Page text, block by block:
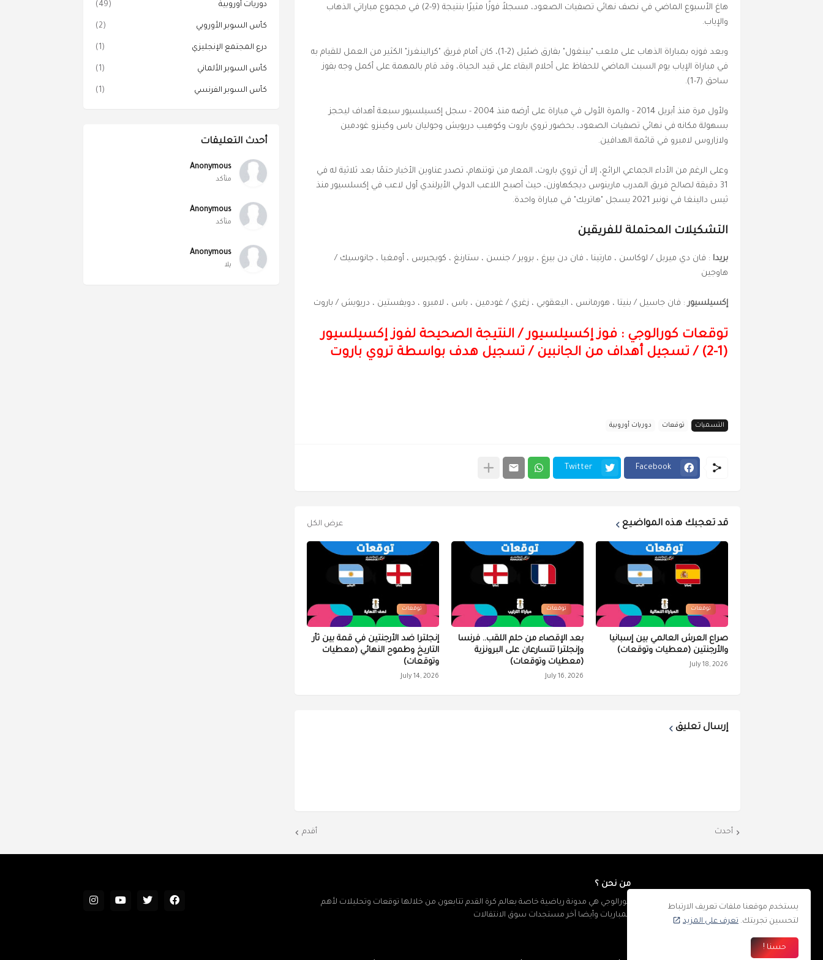
هاغ الأسبوع الماضي في نصف نهائي تصفيات الصعود، مسجلاً فوزًا مثيرًا بنتيجة (9-2) في مجموع مباراتي الذهاب
والإياب.
وبعد فوزه بمباراة الذهاب على ملعب "بينغول" بفارق ضئيل (2-1)، كان أمام فريق "كرالينغرز" الكثير من العمل للقيام به
في مباراة الإياب يوم السبت الماضي للحفاظ على أحلام البقاء على قيد الحياة، وقد قام بالمهمة على أكمل وجه بفوز
ساحق (7-1).
ولأول مرة منذ أبريل 2014 - والمرة الأولى في مباراة على أرضه منذ 2004 - سجل إكسيلسيور سبعة أهداف ليحجز
بسهولة مكانه في نهائي تصفيات الصعود، بحضور تروي باروت وكوهيب دريويش وجوليان باس وكينزو غودمين
ولازاروس لامبرو في قائمة الهدافين.
وعلى الرغم من الأداء الجماعي الرائع، إلا أن تروي باروت، المعار من توتنهام، تصدر عناوين الأخبار حتمًا بعد ثلاثية له في
31 دقيقة لصالح فريق المدرب مارينوس ديجكهاوزن، حيث أصبح اللاعب الدولي الأيرلندي أول لاعب في إكسلسيور منذ
ثيس دالينغا في نونبر 2021 يسجل "هاتريك" في مباراة واحدة.
التشكيلات المحتملة للفريقين
بريدا : فان دي ميربل / لوكاسن ، مارتينا ، فان دن بيرغ ، بروير / جنسن ، ستارنغ ، كويجبرس ، أومغبا ، جانوسيك /
هاوجين
إكسيلسيور: فان جاسيل / بنيتا ، هورمانس ، اليعقوبي ، زغري / غودمين ، باس ، لامبرو ، دويفستين ، دريويش / باروت
توقعات كورالوجي : فوز إكسيلسيور/النتيجة الصحيحة لفوز إكسيلسيور
(1-2) / تسجيل أهداف من الجانبين / تسجيل هدف بواسطة تروي باروت
التسميات توقعات دوريات أوروبية
Facebook
Twitter
قد تعجبك هذه المواضيع عرض الكل
توقعات
صراع العرش العالمي بين إسبانيا
والأرجنتين (معطيات وتوقعات)
July 18, 2026
توقعات
بعد الإقصاء من حلم اللقب.. فرنسا
وإنجلترا تتسارعان على البرونزية
(معطيات وتوقعات)
July 16, 2026
توقعات
إنجلترا ضد الأرجنتين في قمة بين ثأر
التاريخ وطموح النهائي (معطيات
وتوقعات)
July 14, 2026
إرسال تعليق
أحدث أقدم
دوريات أوروبية (49)
كأس السوبر الأوروبي (2)
درع المجتمع الإنجليزي (1)
كأس السوبر الألماني (1)
كأس السوبر الفرنسي (1)
أحدث التعليقات
Anonymous
متأكد
Anonymous
متأكد
Anonymous
يلا
من نحن ؟
كورالوجي هي مدونة رياضية خاصة بعالم كرة القدم تتابعون من خلالها توقعات وتحليلات لأهم
المباريات وأيضا آخر مستجدات سوق الانتقالات
يستخدم موقعنا ملفات تعريف الارتباط
لتحسين تجربتك. تعرف على المزيد
حسنا !